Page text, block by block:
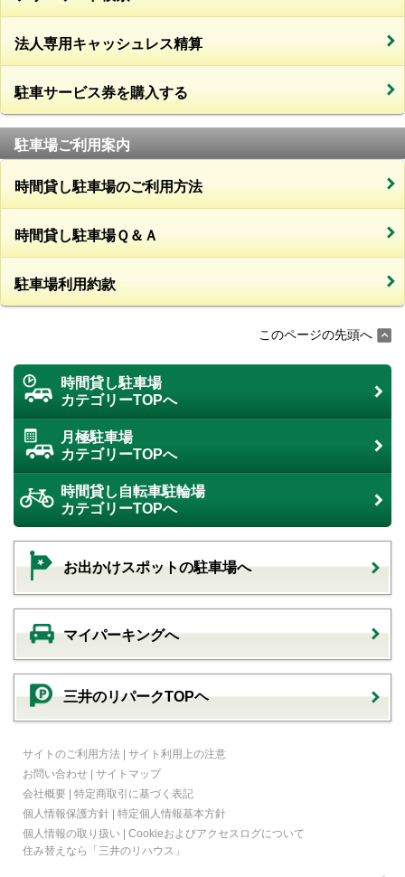
法人専用キャッシュレス精算
駐車サービス券を購入する
駐車場ご利用案内
時間貸し駐車場のご利用方法
時間貸し駐車場Ｑ＆Ａ
駐車場利用約款
このページの先頭へ
時間貸し駐車場
カテゴリーTOPへ
月極駐車場
カテゴリーTOPへ
時間貸し自転車駐輪場
カテゴリーTOPへ
お出かけスポットの駐車場へ
マイパーキングへ
三井のリパークTOPヘ
サイトのご利用方法 | サイト利用上の注意
お問い合わせ | サイトマップ
会社概要 | 特定商取引に基づく表記
個人情報保護方針 | 特定個人情報基本方針
個人情報の取り扱い | Cookieおよびアクセスログについて
住み替えなら
「三井のリハウス」